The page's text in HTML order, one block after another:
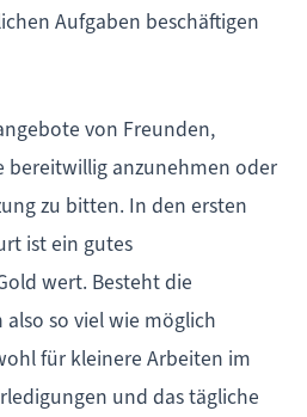
Aufgaben beschäftigen
von Freunden,
bereitwillig anzunehmen oder
zu bitten. In den ersten
ist ein gutes
wert. Besteht die
so viel wie möglich
für kleinere Arbeiten im
und das tägliche